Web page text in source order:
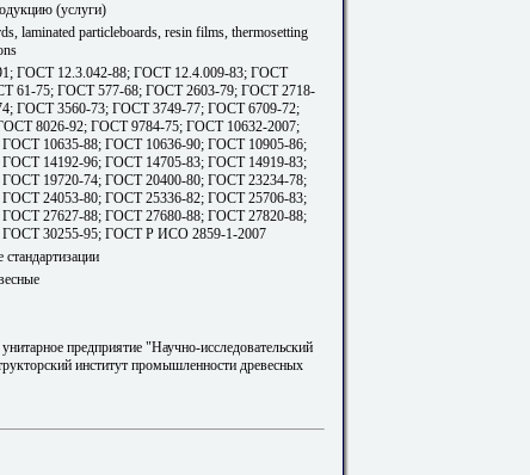
(услуги)
laminated particleboards, resin films, thermosetting
ГОСТ 12.3.042-88; ГОСТ 12.4.009-83; ГОСТ
61-75; ГОСТ 577-68; ГОСТ 2603-79; ГОСТ 2718-
ГОСТ 3560-73; ГОСТ 3749-77; ГОСТ 6709-72;
8026-92; ГОСТ 9784-75; ГОСТ 10632-2007;
10635-88; ГОСТ 10636-90; ГОСТ 10905-86;
14192-96; ГОСТ 14705-83; ГОСТ 14919-83;
19720-74; ГОСТ 20400-80; ГОСТ 23234-78;
24053-80; ГОСТ 25336-82; ГОСТ 25706-83;
27627-88; ГОСТ 27680-88; ГОСТ 27820-88;
30255-95; ГОСТ Р ИСО 2859-1-2007
унитарное предприятие "Научно-исследовательский
институт промышленности древесных